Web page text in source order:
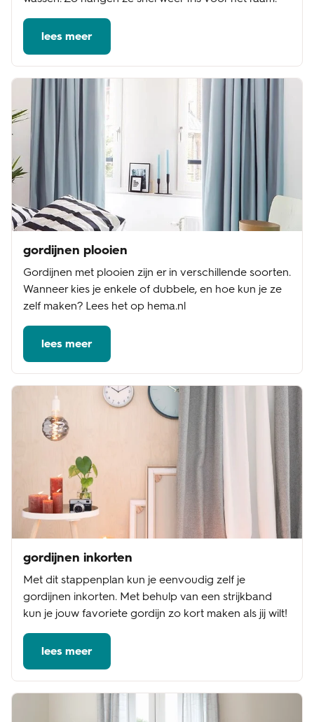
lees meer
gordijnen plooien
Gordijnen met plooien zijn er in verschillende soorten.
Wanneer kies je enkele of dubbele, en hoe kun je ze
zelf maken? Lees het op hema.nl
lees meer
gordijnen inkorten
Met dit stappenplan kun je eenvoudig zelf je
gordijnen inkorten. Met behulp van een strijkband
kun je jouw favoriete gordijn zo kort maken als jij wilt!
lees meer